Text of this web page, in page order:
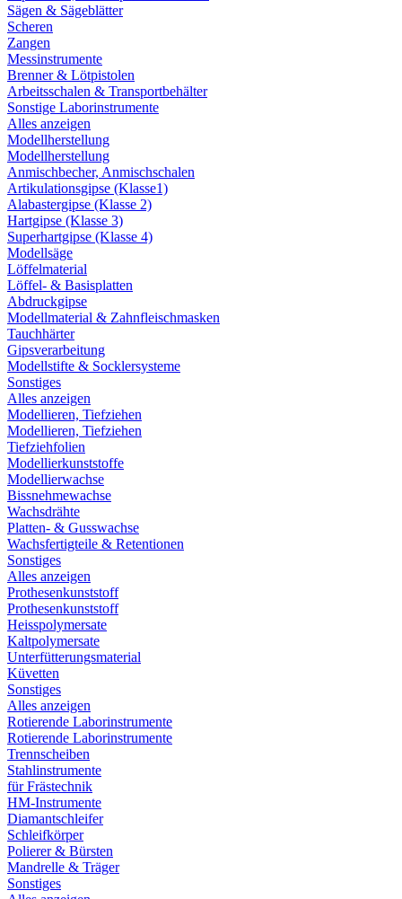
Sägen & Sägeblätter
Scheren
Zangen
Messinstrumente
Brenner & Lötpistolen
Arbeitsschalen & Transportbehälter
Sonstige Laborinstrumente
Alles anzeigen
Modellherstellung
Modellherstellung
Anmischbecher, Anmischschalen
Artikulationsgipse (Klasse1)
Alabastergipse (Klasse 2)
Hartgipse (Klasse 3)
Superhartgipse (Klasse 4)
Modellsäge
Löffelmaterial
Löffel- & Basisplatten
Abdruckgipse
Modellmaterial & Zahnfleischmasken
Tauchhärter
Gipsverarbeitung
Modellstifte & Socklersysteme
Sonstiges
Alles anzeigen
Modellieren, Tiefziehen
Modellieren, Tiefziehen
Tiefziehfolien
Modellierkunststoffe
Modellierwachse
Bissnehmewachse
Wachsdrähte
Platten- & Gusswachse
Wachsfertigteile & Retentionen
Sonstiges
Alles anzeigen
Prothesenkunststoff
Prothesenkunststoff
Heisspolymersate
Kaltpolymersate
Unterfütterungsmaterial
Küvetten
Sonstiges
Alles anzeigen
Rotierende Laborinstrumente
Rotierende Laborinstrumente
Trennscheiben
Stahlinstrumente
für Frästechnik
HM-Instrumente
Diamantschleifer
Schleifkörper
Polierer & Bürsten
Mandrelle & Träger
Sonstiges